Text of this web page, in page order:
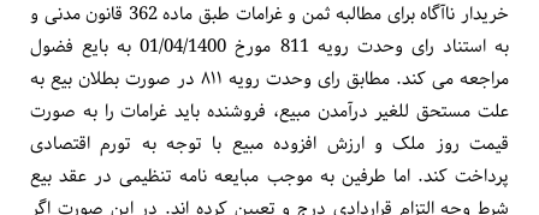
خریدار ناآگاه برای مطالبه ثمن و غرامات طبق ماده 362 قانون مدنی و
به استناد رای وحدت رویه 811 مورخ 01/04/1400 به بایع فضول
مراجعه می کند. مطابق رای وحدت رویه ۸۱۱ در صورت بطلان بیع به
علت مستحق للغیر درآمدن مبیع، فروشنده باید غرامات را به صورت
قیمت روز ملک و ارزش افزوده مبیع با توجه به تورم اقتصادی
پرداخت کند. اما طرفین به موجب مبایعه نامه تنظیمی در عقد بیع